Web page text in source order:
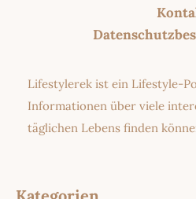
Lifestylerek ist ein Lifestyle-
Informationen über viele
täglichen Lebens finden